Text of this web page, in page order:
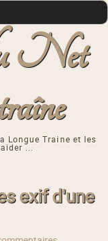
Net
Longue Traine et les
...
exif d'une